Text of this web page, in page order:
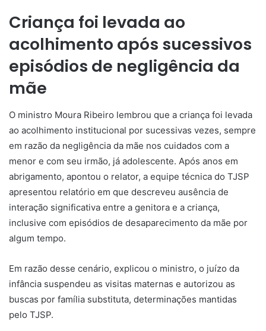
Criança foi levada ao
acolhimento após sucessivos
episódios de negligência da
mãe
O ministro Moura Ribeiro lembrou que a criança foi levada
ao acolhimento institucional por sucessivas vezes, sempre
em razão da negligência da mãe nos cuidados com a
menor e com seu irmão, já adolescente. Após anos em
abrigamento, apontou o relator, a equipe técnica do TJSP
apresentou relatório em que descreveu ausência de
interação significativa entre a genitora e a criança,
inclusive com episódios de desaparecimento da mãe por
algum tempo.
Em razão desse cenário, explicou o ministro, o juízo da
infância suspendeu as visitas maternas e autorizou as
buscas por família substituta, determinações mantidas
pelo TJSP.